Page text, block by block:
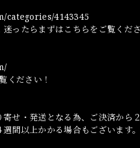
categories/4143345
ったらまずはこちらをご覧くださ
ください！
寄せ・発送となる為、ご決済から
間以上かかる場合もございます。